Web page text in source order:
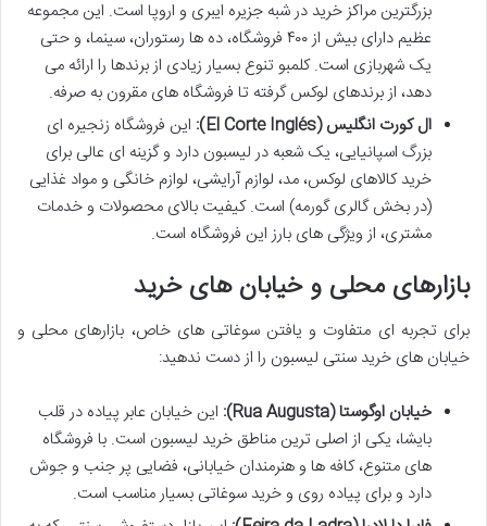
بزرگترین مراکز خرید در شبه جزیره ایبری و اروپا است. این مجموعه
عظیم دارای بیش از ۴۰۰ فروشگاه، ده ها رستوران، سینما، و حتی
یک شهربازی است. کلمبو تنوع بسیار زیادی از برندها را ارائه می
دهد، از برندهای لوکس گرفته تا فروشگاه های مقرون به صرفه.
ال کورت انگلیس (El Corte Inglés):
این فروشگاه زنجیره ای
بزرگ اسپانیایی، یک شعبه در لیسبون دارد و گزینه ای عالی برای
خرید کالاهای لوکس، مد، لوازم آرایشی، لوازم خانگی و مواد غذایی
(در بخش گالری گورمه) است. کیفیت بالای محصولات و خدمات
مشتری، از ویژگی های بارز این فروشگاه است.
بازارهای محلی و خیابان های خرید
برای تجربه ای متفاوت و یافتن سوغاتی های خاص، بازارهای محلی و
خیابان های خرید سنتی لیسبون را از دست ندهید:
خیابان اوگوستا (Rua Augusta):
این خیابان عابر پیاده در قلب
بایشا، یکی از اصلی ترین مناطق خرید لیسبون است. با فروشگاه
های متنوع، کافه ها و هنرمندان خیابانی، فضایی پر جنب و جوش
دارد و برای پیاده روی و خرید سوغاتی بسیار مناسب است.